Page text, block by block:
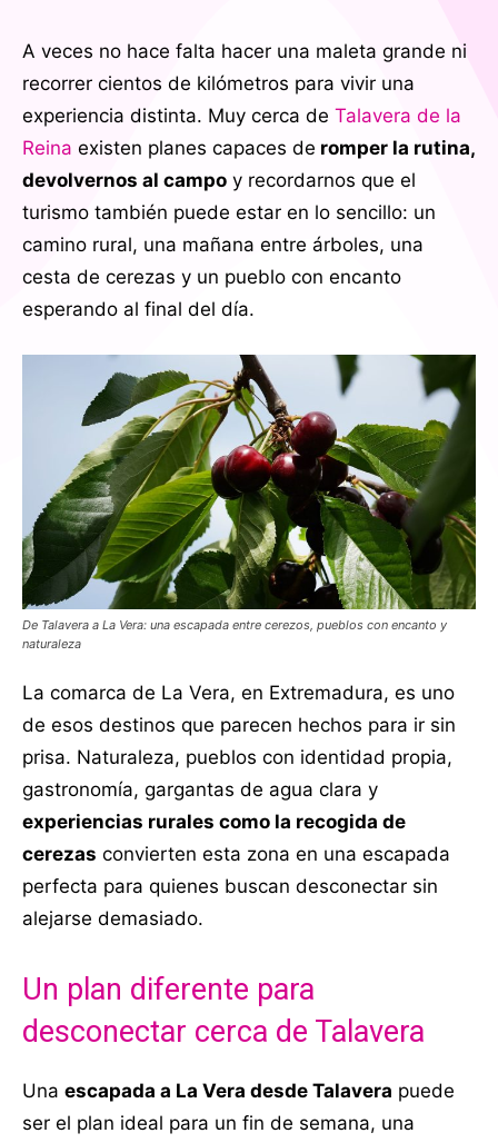
A veces no hace falta hacer una maleta grande ni
recorrer cientos de kilómetros para vivir una
experiencia distinta. Muy cerca de Talavera de la
Reina existen planes capaces de romper la rutina,
devolvernos al campo y recordarnos que el
turismo también puede estar en lo sencillo: un
camino rural, una mañana entre árboles, una
cesta de cerezas y un pueblo con encanto
esperando al final del día.
De Talavera a La Vera: una escapada entre cerezos, pueblos con encanto y
naturaleza
La comarca de La Vera, en Extremadura, es uno
de esos destinos que parecen hechos para ir sin
prisa. Naturaleza, pueblos con identidad propia,
gastronomía, gargantas de agua clara y
experiencias rurales como la recogida de
cerezas convierten esta zona en una escapada
perfecta para quienes buscan desconectar sin
alejarse demasiado.
Un plan diferente para
desconectar cerca de Talavera
Una escapada a La Vera desde Talavera puede
ser el plan ideal para un fin de semana, una